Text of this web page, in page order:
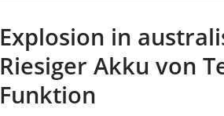
Explosion in
Riesiger Akku von
Funktion